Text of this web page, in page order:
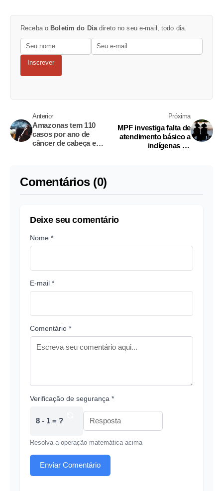
Receba o Boletim do Diadireto no seu e-mail, todo dia.
Inscrever
Anterior
Amazonas tem 110
casos por ano de
câncer de cabeça e
Próxima
MPF investiga falta de
atendimento básico a
indígenas no
Comentários (0)
Deixe seu comentário
Nome *
E-mail *
Comentário *
Verificação de segurança *
8 - 1 = ?
Resolva a operação matemática acima
Enviar Comentário